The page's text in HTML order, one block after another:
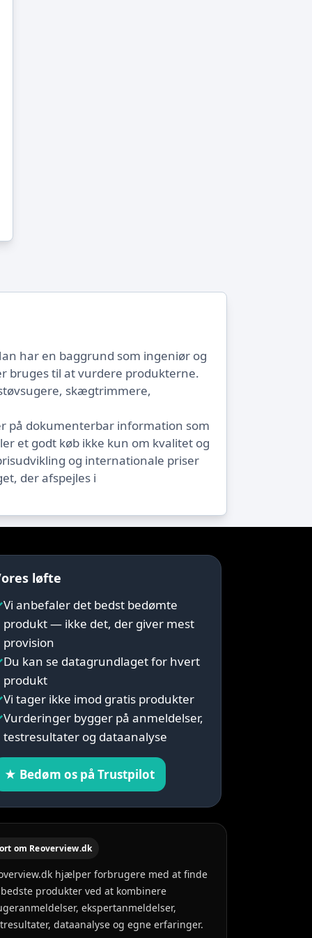
har en baggrund som ingeniør og
bruges til at vurdere produkterne.
skægtrimmere,
på dokumenterbar information som
et godt køb ikke kun om kvalitet og
og internationale priser
der afspejles i
løfte
Vi anbefaler det bedst bedømte
produkt — ikke det, der giver mest
provision
Du kan se datagrundlaget for hvert
produkt
Vi tager ikke imod gratis produkter
Vurderinger bygger på anmeldelser,
testresultater og dataanalyse
★ Bedøm os på Trustpilot
om Reoverview.dk
hjælper forbrugere med at finde
produkter ved at kombinere
ekspertanmeldelser,
dataanalyse og egne erfaringer.